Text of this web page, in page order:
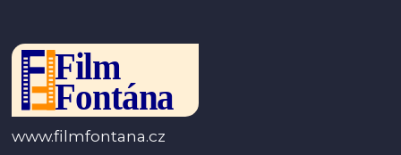
www.filmfontana.cz